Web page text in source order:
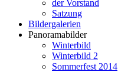
der Vorstand
Satzung
Bildergalerien
Panoramabilder
Winterbild
Winterbild 2
Sommerfest 2014